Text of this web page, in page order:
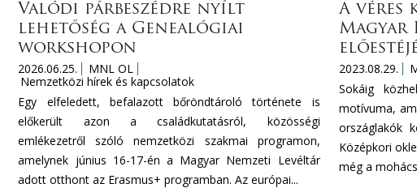
Valódi párbeszédre nyílt
lehetőség a Genealógiai
workshopon
2026.06.25.
MNL OL
Nemzetközi hírek és kapcsolatok
Egy elfeledett, befalazott bőröndtároló története is
előkerült azon a családkutatásról, közösségi
emlékezetről szóló nemzetközi szakmai programon,
amelynek június 16-17-én a Magyar Nemzeti Levéltár
adott otthont az Erasmus+ programban. Az európai...
A véres
Magyar
2023.08.29.
Sokáig
motívuma,
országlakók
Középkori
még a